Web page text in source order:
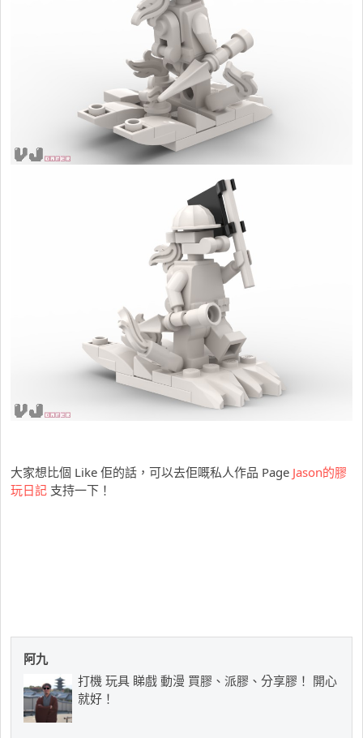
大家想比個 Like 佢的話，可以去佢嘅私人作品 Page Jason的膠
玩日記 支持一下！
阿九
打機 玩具 睇戲 動漫 買膠、派膠、分享膠！ 開心
就好！